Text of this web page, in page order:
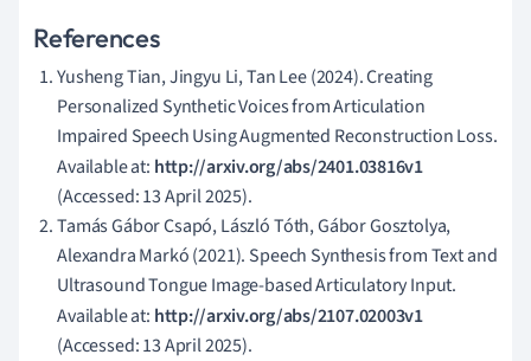
References
Yusheng Tian, Jingyu Li, Tan Lee (2024). Creating
Personalized Synthetic Voices from Articulation
Impaired Speech Using Augmented Reconstruction Loss.
Available at: http://arxiv.org/abs/2401.03816v1
(Accessed: 13 April 2025).
Tamás Gábor Csapó, László Tóth, Gábor Gosztolya,
Alexandra Markó (2021). Speech Synthesis from Text and
Ultrasound Tongue Image-based Articulatory Input.
Available at: http://arxiv.org/abs/2107.02003v1
(Accessed: 13 April 2025).